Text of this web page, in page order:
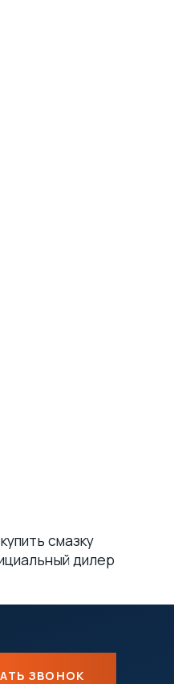
смазку
дилер
ЗВОНОК